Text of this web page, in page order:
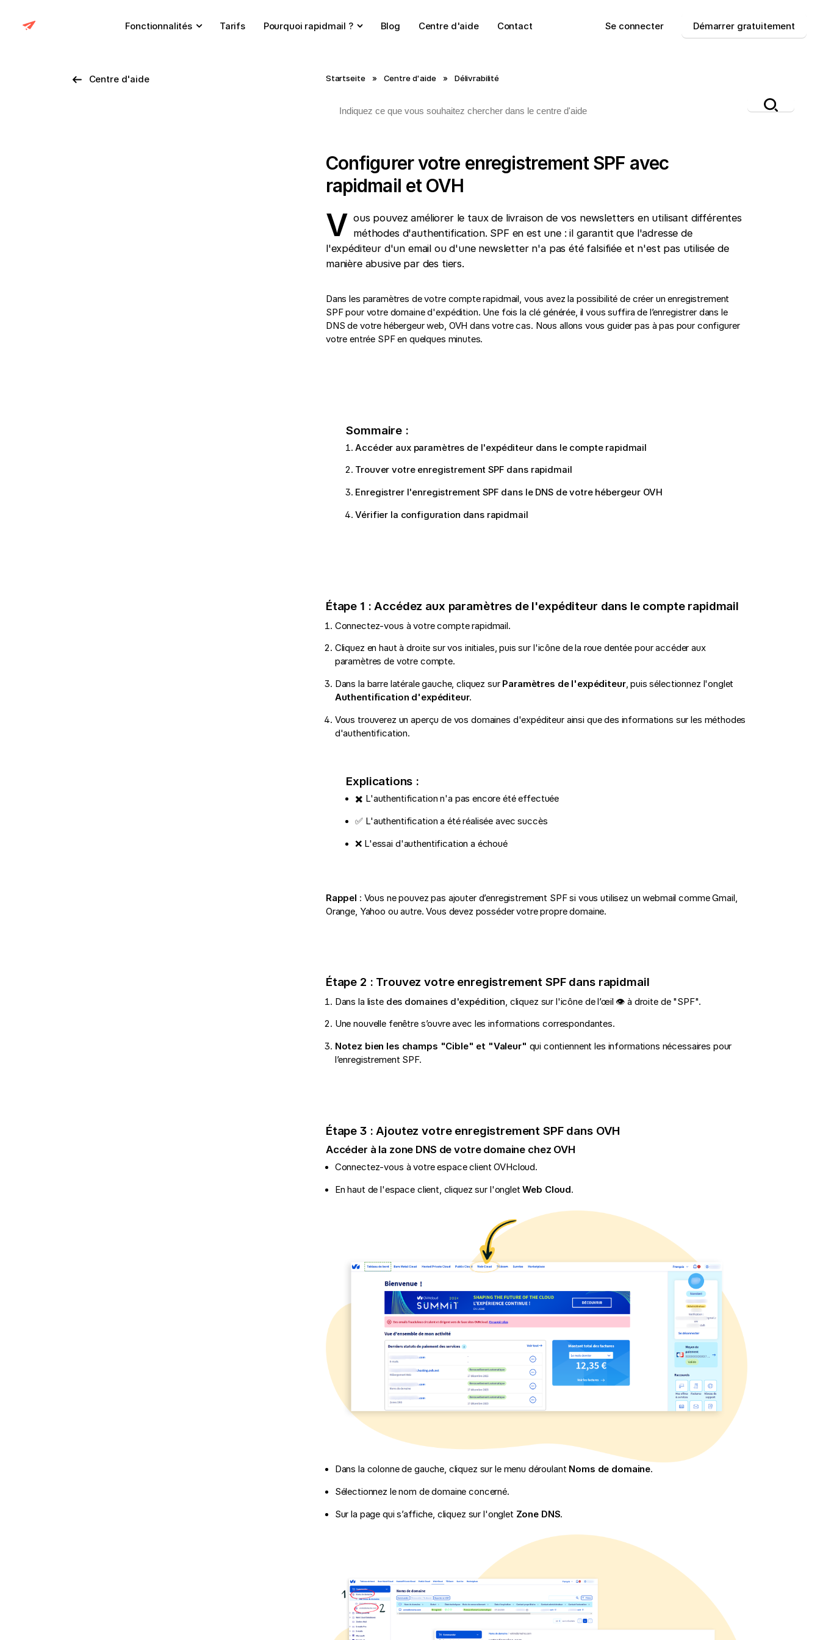
Fonctionnalités Tarifs Pourquoi rapidmail ? Blog Centre d'aide Contact Se connecter Démarrer gratuitement
Centre d'aide Startseite » Centre d'aide » Délivrabilité
Configurer votre enregistrement SPF avec
rapidmail et OVH
V ous pouvez améliorer le taux de livraison de vos newsletters en utilisant différentes
méthodes d'authentification. SPF en est une : il garantit que l'adresse de
l'expéditeur d'un email ou d'une newsletter n'a pas été falsifiée et n'est pas utilisée de
manière abusive par des tiers.
Dans les paramètres de votre compte rapidmail, vous avez la possibilité de créer un enregistrement
SPF pour votre domaine d'expédition. Une fois la clé générée, il vous suffira de l’enregistrer dans le
DNS de votre hébergeur web, OVH dans votre cas. Nous allons vous guider pas à pas pour configurer
votre entrée SPF en quelques minutes.
Sommaire :
Accéder aux paramètres de l'expéditeur dans le compte rapidmail
Trouver votre enregistrement SPF dans rapidmail
Enregistrer l'enregistrement SPF dans le DNS de votre hébergeur OVH
Vérifier la configuration dans rapidmail
Étape 1 : Accédez aux paramètres de l'expéditeur dans le compte rapidmail
Connectez-vous à votre compte rapidmail.
Cliquez en haut à droite sur vos initiales, puis sur l'icône de la roue dentée pour accéder aux
paramètres de votre compte.
Dans la barre latérale gauche, cliquez sur Paramètres de l'expéditeur, puis sélectionnez l'onglet
Authentification d'expéditeur.
Vous trouverez un aperçu de vos domaines d'expéditeur ainsi que des informations sur les méthodes
d'authentification.
Explications :
✖️ L'authentification n'a pas encore été effectuée
✅ L'authentification a été réalisée avec succès
❌ L'essai d'authentification a échoué
Rappel : Vous ne pouvez pas ajouter d’enregistrement SPF si vous utilisez un webmail comme Gmail,
Orange, Yahoo ou autre. Vous devez posséder votre propre domaine.
Étape 2 : Trouvez votre enregistrement SPF dans rapidmail
Dans la liste des domaines d'expédition , cliquez sur l'icône de l’œil 👁️ à droite de "SPF".
Une nouvelle fenêtre s’ouvre avec les informations correspondantes.
Notez bien les champs "Cible" et "Valeur" qui contiennent les informations nécessaires pour
l’enregistrement SPF.
Étape 3 : Ajoutez votre enregistrement SPF dans OVH
Accéder à la zone DNS de votre domaine chez OVH
Connectez-vous à votre espace client OVHcloud.
En haut de l'espace client, cliquez sur l'ongletWeb Cloud .
Dans la colonne de gauche, cliquez sur le menu déroulant Noms de domaine.
Sélectionnez le nom de domaine concerné.
Sur la page qui s’affiche, cliquez sur l'onglet Zone DNS.